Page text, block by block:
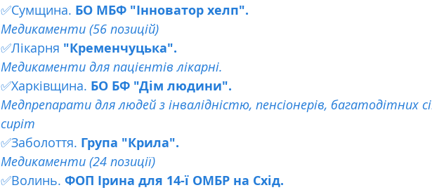
✅Сумщина. БО МБФ "Інноватор хелп".
Медикаменти (56 позицій)
✅Лікарня "Кременчуцька".
Медикаменти для пацієнтів лікарні.
✅Харківщина. БО БФ "Дім людини".
Медпрепарати для людей з інвалідністю, пенсіонерів, багатодітних
сиріт
✅Заболоття. Група "Крила".
Медикаменти (24 позиції)
✅Волинь. ФОП Ірина для 14-ї ОМБР на Схід.